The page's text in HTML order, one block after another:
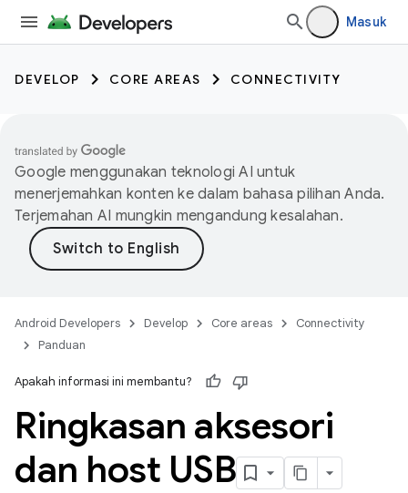
Masuk
DEVELOP CORE AREAS CONNECTIVITY
Google menggunakan teknologi AI untuk
menerjemahkan konten ke dalam bahasa pilihan Anda.
Terjemahan AI mungkin mengandung kesalahan.
Android Developers Develop Core areas
Connectivity
Panduan
Apakah informasi ini membantu?
Ringkasan aksesori
dan host USB